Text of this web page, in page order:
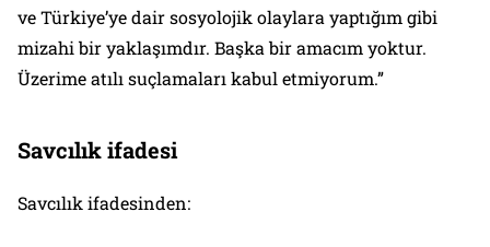
ve Türkiye’ye dair sosyolojik olaylara yaptığım gibi
mizahi bir yaklaşımdır. Başka bir amacım yoktur.
Üzerime atılı suçlamaları kabul etmiyorum.”
Savcılık ifadesi
Savcılık ifadesinden: